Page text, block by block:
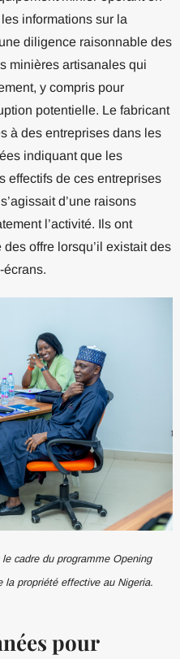
informations sur la
diligence raisonnable des
minières artisanales qui
y compris pour
potentielle. Le fabricant
à des entreprises dans les
indiquant que les
effectifs de ces entreprises
d’une raisons
l’activité. Ils ont
offre lorsqu’il existait des
écrans.
cadre du programme Opening
la propriété effective au Nigeria.
pour